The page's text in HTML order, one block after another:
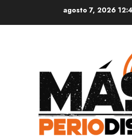
agosto 7, 2026